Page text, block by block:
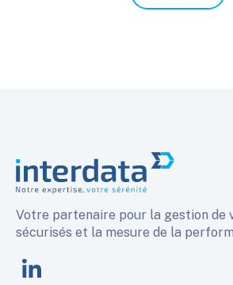
Votre partenaire pour la gestion de
sécurisés et la mesure de la
linkedin